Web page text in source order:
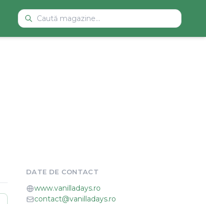
DATE DE CONTACT
www.vanilladays.ro
contact@vanilladays.ro